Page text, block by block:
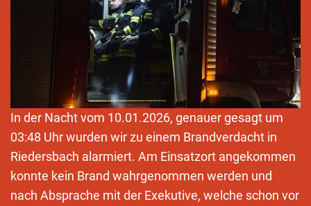
In der Nacht vom 10.01.2026, genauer gesagt um
03:48 Uhr wurden wir zu einem Brandverdacht in
Riedersbach alarmiert. Am Einsatzort angekommen
konnte kein Brand wahrgenommen werden und
nach Absprache mit der Exekutive, welche schon vor